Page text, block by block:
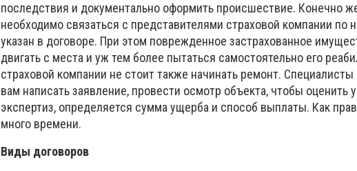
последствия и документально оформить происшествие. Конечно
необходимо связаться с представителями страховой компании по
указан в договоре. При этом поврежденное застрахованное
двигать с места и уж тем более пытаться самостоятельно его
страховой компании не стоит также начинать ремонт.
вам написать заявление, провести осмотр объекта, чтобы
экспертиз, определяется сумма ущерба и способ выплаты. Как
много времени.
Виды договоров